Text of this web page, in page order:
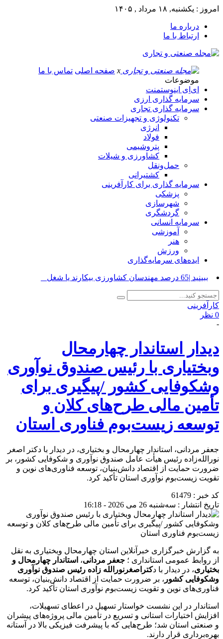
امروز : یکشنبه, ۱۸ مرداد , ۱۴۰۵
درباره ما
ارتباط با ما
x صفحه اصلی تماس با ما
موضوعات
ای‌اِی اینوستمنت
سرمایه گذاری ارزی
سرمایه گذاری تجاری
تکنولوژی و تجهیزات صنعتی
انرژی
فولاد
پتروشیمی
کشاورزی و شیلات
حمل‌و‌نقل
کشتیرانی
سرمایه گذاری برای کارآفرینی
پزشکی
شهرسازی
گردشگری
سرمایه انسانی
آموزشی
هنر
ورزش
ایده‌های سرمایه‌گذاری
ببینید |65 درصد مهندسان کشاورزی بیکارند یا شغل تخصصی _
کارآفرینی
0 نظر
-
دیدار استاندار چهارمحال
وبختیاری با رئیس صندوق نوآوری
وشکوفایی کشور /پیگیری برای
تأمین مالی طرح‌های کلان و
توسعه زیست‌بوم فناوری استان
جعفر مردانی، استاندار چهارمحال و بختیاری، در دیدار با دکتر اصغر
نورالله‌زاده رئیس هیأت عامل صندوق نوآوری و شکوفایی کشور، بر
ضرورت حمایت از اقتصاد دانش‌بنیان، توسعه فناوری‌های نوین و
تقویت زیست‌بوم نوآوری استان تأکید کرد.
کد خبر : 61479
تاریخ انتشار : سه‌شنبه 26 می 2026 - 16:18
به گزارش خبرگزاری خبرآنلاین استان چهارمحال وبختیاری به نقل
از روابط عمومی استانداری ؛ جعفر مردانی، استاندار چهارمحال و
بختیاری، در دیدار با دکتراصغرنورالله زاده رئیس صندوق نوآوری
وشکوفایی کشور ، بر ضرورت حمایت از اقتصاد دانش‌بنیان، توسعه
فناوری‌های نوین و تقویت زیست‌بوم نوآوری استان تأکید کرد.
استاندار در این نشست خواستار تسهیل در اعطای تسهیلات،
افزایش اختیارات استانی و تسریع در تأمین مالی پروژه‌های پیشران
و صنعتی استان شد؛ طرح‌هایی که با پیشرفت فیزیکی بالا در آستانه
بهره‌برداری قرار دارند.